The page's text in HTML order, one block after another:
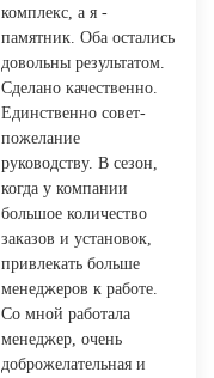
комплекс, а я -
памятник. Оба остались
довольны результатом.
Сделано качественно.
Единственно совет-
пожелание
руководству. В сезон,
когда у компании
большое количество
заказов и установок,
привлекать больше
менеджеров к работе.
Со мной работала
менеджер, очень
доброжелательная и